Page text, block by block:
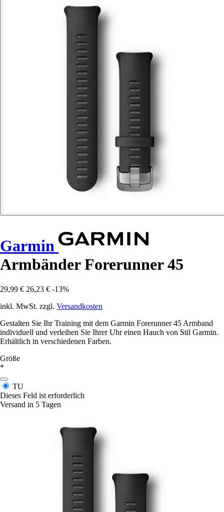
Garmin
Armbänder Forerunner 45
29,99 € 26,23 € -13%
inkl. MwSt. zzgl. Versandkosten
Gestalten Sie Ihr Training mit dem Garmin Forerunner 45 Armband
individuell und verleihen Sie Ihrer Uhr einen Hauch von Stil Garmin.
Erhältlich in verschiedenen Farben.
Größe
*
TU
Dieses Feld ist erforderlich
Versand in 5 Tagen